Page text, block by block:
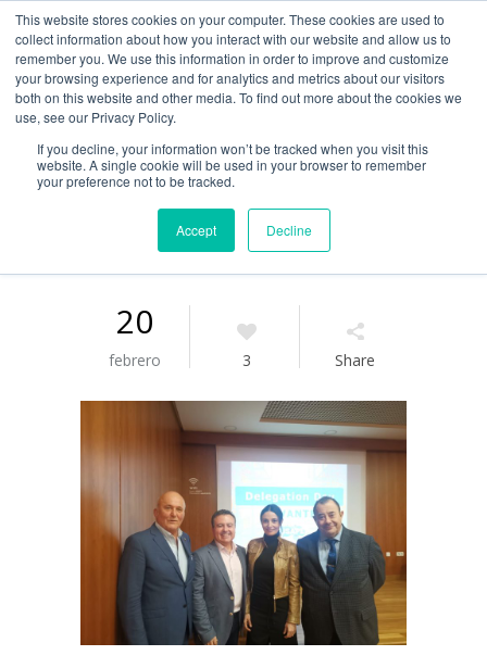
This website stores cookies on your computer. These cookies are used to
collect information about how you interact with our website and allow us to
remember you. We use this information in order to improve and customize
your browsing experience and for analytics and metrics about our visitors
both on this website and other media. To find out more about the cookies we
use, see our Privacy Policy.
If you decline, your information won’t be tracked when you visit this
website. A single cookie will be used in your browser to remember
your preference not to be tracked.
Accept Decline
Guía de uso
Acceso / Registro
20
febrero 3 Share